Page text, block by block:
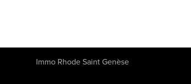
Immo Rhode Saint Genèse